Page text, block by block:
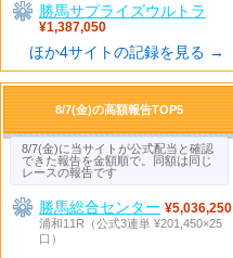
勝馬サプライズウルトラ
¥1,387,050
ほか4サイトの記録を見る →
8/7(金)の高額報告TOP5
8/7(金)に当サイトが公式配当と確認
できた報告を金額順で。同額は同じ
レースの報告です
勝馬総合センター ¥5,036,250
浦和11R（公式3連単 ¥201,450×25
口）